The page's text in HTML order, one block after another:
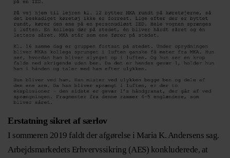
Erstatning sikret af særlov
I sommeren 2019 faldt der afgørelse i Maria K. Andersens sag.
Arbejdsmarkedets Erhvervssikring (AES) konkluderede, at